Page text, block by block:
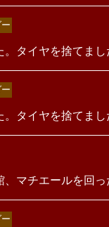
。タイヤを捨てまし
。タイヤを捨てまし
マチエールを回っ